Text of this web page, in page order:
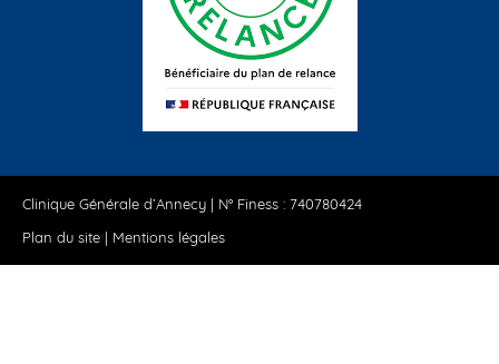
Clinique Générale d’Annecy | N° Finess : 740780424
Plan du site | Mentions légales